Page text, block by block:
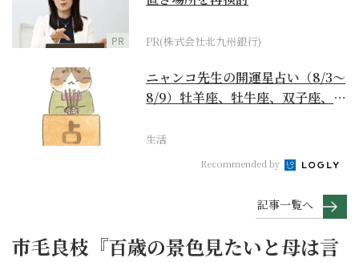
PR PR(株式会社北九州銀行)
ニャンコ先生の開運星占い（8/3～
8/9）牡羊座、牡牛座、双子座、蟹
生活
Recommended by
記事一覧へ
市毛良枝『百歳の景色見たいと母は言